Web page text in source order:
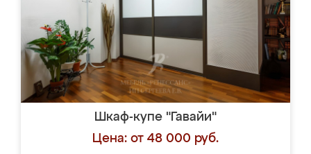
Шкаф-купе "Гавайи"
Цена: от 48 000 руб.